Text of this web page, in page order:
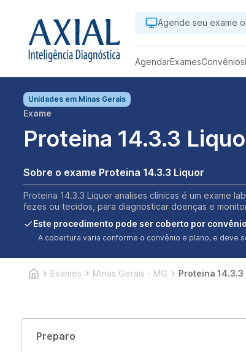
Agende seu exame
AgendarExamesConvênios
Unidades em Minas Gerais
Exame
Proteina 14.3.3
Sobre o exame Proteina 14.3.3 Liquor
Proteina 14.3.3 Liquor analises clínicas é um exame
fezes ou tecidos, para diagnosticar doenças e
Este procedimento pode ser coberto por
A cobertura varia conforme o convênio e plano, e deve
Exames Minas Gerais - MG Proteina
Preparo